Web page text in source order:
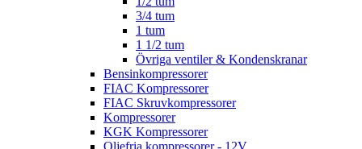
3/4 tum
1 tum
1 1/2 tum
Övriga ventiler & Kondenskranar
Bensinkompressorer
FIAC Kompressorer
FIAC Skruvkompressorer
Kompressorer
KGK Kompressorer
Oljefria kompressorer - 12V